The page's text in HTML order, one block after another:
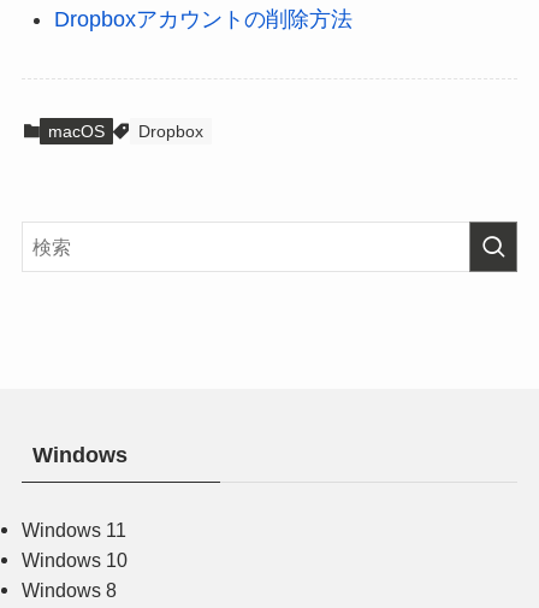
Dropboxアカウントの削除方法
macOS Dropbox
Windows
Windows 11
Windows 10
Windows 8